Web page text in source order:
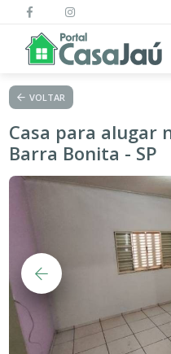
VOLTAR
Casa para alugar
Barra Bonita - SP